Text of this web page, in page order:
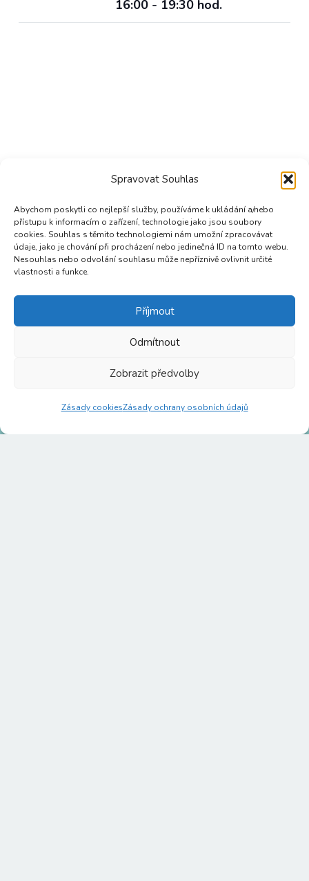
Spravovat Souhlas
Abychom poskytli co nejlepší služby, používáme k ukládání a/nebo
přístupu k informacím o zařízení, technologie jako jsou soubory
cookies. Souhlas s těmito technologiemi nám umožní zpracovávat
údaje, jako je chování při procházení nebo jedinečná ID na tomto webu.
Nesouhlas nebo odvolání souhlasu může nepříznivě ovlivnit určité
vlastnosti a funkce.
Příjmout
Odmítnout
Zobrazit předvolby
Zásady cookiesZásady ochrany osobních údajů
16:00 - 19:30 hod.